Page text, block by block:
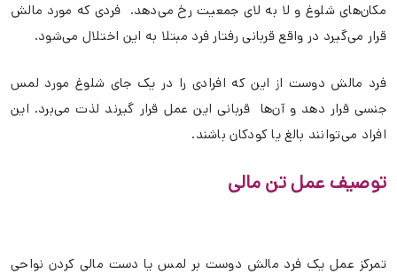
مکان‌های شلوغ و لا به لای جمعیت رخ می‌دهد. فردی که مورد مالش
قرار می‌گیرد در واقع قربانی رفتار فرد مبتلا به این اختلال می‌شود.
فرد مالش دوست از این که افرادی را در یک جای شلوغ مورد لمس
جنسی قرار دهد و آن‌ها قربانی این عمل قرار گیرند لذت می‌برد. این
افراد می‌توانند بالغ یا کودکان باشند.
توصیف عمل تن مالی
تمرکز عمل یک فرد مالش دوست بر لمس یا دست مالی کردن نواحی